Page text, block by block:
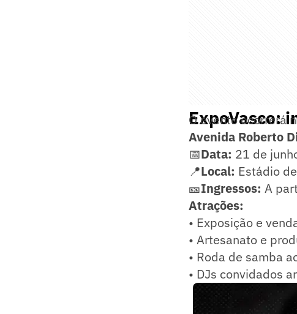
ExpoVasco:
O evento ocorrerá
Avenida Roberto
📅Data: 21 de
📍Local: Estádio
🎫Ingressos: A
Atrações:
• Exposição e
• Artesanato e
• Roda de samba
• DJs convidados